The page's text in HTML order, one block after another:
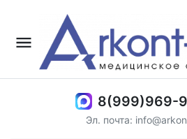
8(999)969-
Эл. почта: